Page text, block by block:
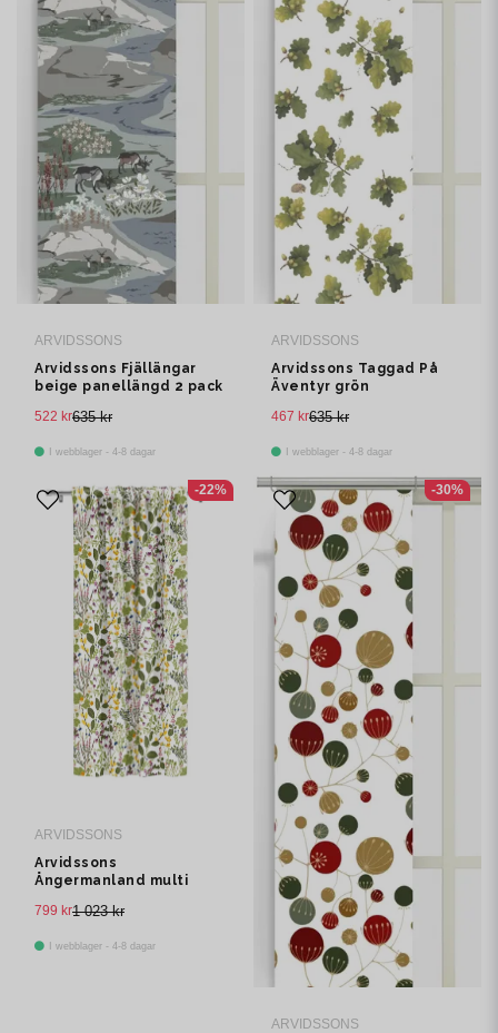
ARVIDSSONS
Arvidssons Fjällängar
beige panellängd 2 pack
635 kr
522 kr
I webblager - 4-8 dagar
ARVIDSSONS
Arvidssons Taggad På
Äventyr grön
635 kr
467 kr
I webblager - 4-8 dagar
ARVIDSSONS
Arvidssons
Ångermanland multi
1 023 kr
799 kr
I webblager - 4-8 dagar
-22%
ARVIDSSONS
-30%